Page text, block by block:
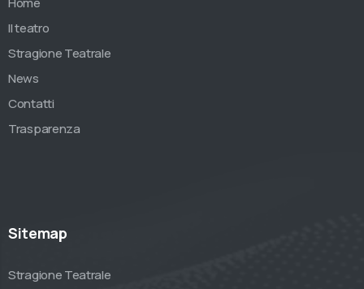
Il teatro
Stragione Teatrale
News
Contatti
Trasparenza
Sitemap
Stragione Teatrale